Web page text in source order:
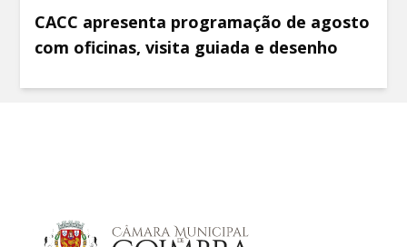
CACC apresenta programação de agosto
com oficinas, visita guiada e desenho